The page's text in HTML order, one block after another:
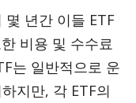
년간 이들 ETF
비용 및 수수료
는 일반적으로 운
지만, 각 ETF의